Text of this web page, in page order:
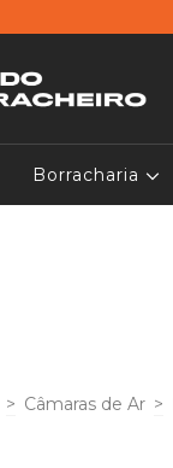
Borracharia
> Câmaras de Ar >